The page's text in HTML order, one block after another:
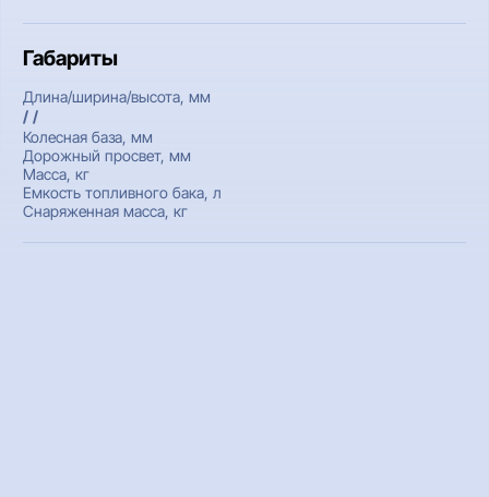
Габариты
Длина/ширина/высота, мм
/ /
Колесная база, мм
Дорожный просвет, мм
Масса, кг
Емкость топливного бака, л
Снаряженная масса, кг